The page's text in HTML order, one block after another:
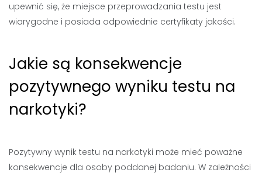
upewnić się, że miejsce przeprowadzania testu jest
wiarygodne i posiada odpowiednie certyfikaty jakości.
Jakie są konsekwencje
pozytywnego wyniku testu na
narkotyki?
Pozytywny wynik testu na narkotyki może mieć poważne
konsekwencje dla osoby poddanej badaniu. W zależności